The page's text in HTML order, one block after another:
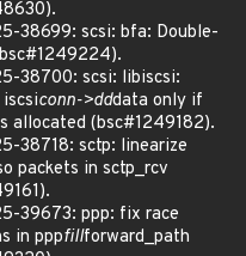
38699: scsi: bfa: Double-
38700: scsi: libiscsi:
conn->dddata only if
allocated (bsc#1249182).
38718: sctp: linearize
packets in sctp_rcv
39673: ppp: fix race
in pppfillforward_path